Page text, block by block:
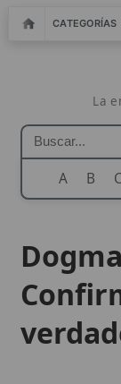
CATEGORÍAS
La
A B C